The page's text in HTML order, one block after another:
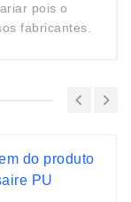
pois o
fabricantes.